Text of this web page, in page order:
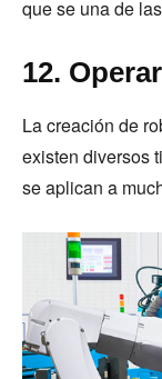
que se una de
12.
La creación de
existen diversos
se aplican a